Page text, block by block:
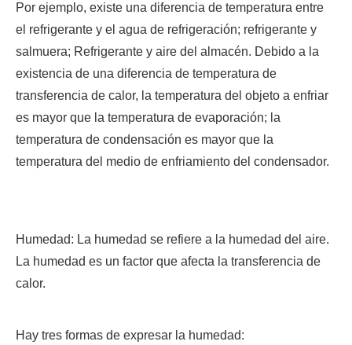
Por ejemplo, existe una diferencia de temperatura entre
el refrigerante y el agua de refrigeración; refrigerante y
salmuera; Refrigerante y aire del almacén. Debido a la
existencia de una diferencia de temperatura de
transferencia de calor, la temperatura del objeto a enfriar
es mayor que la temperatura de evaporación; la
temperatura de condensación es mayor que la
temperatura del medio de enfriamiento del condensador.
Humedad: La humedad se refiere a la humedad del aire.
La humedad es un factor que afecta la transferencia de
calor.
Hay tres formas de expresar la humedad: